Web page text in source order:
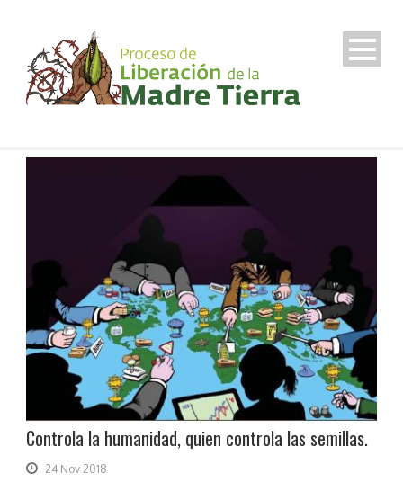
Controla la humanidad, quien controla las semillas.
24 Nov 2018